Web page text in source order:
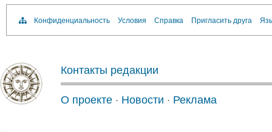
Конфиденциальность Условия Справка Пригласить друга
Контакты редакции
О проекте · Новости · Реклама